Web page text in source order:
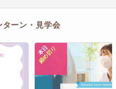
ーン・見学会
本日
締め切り